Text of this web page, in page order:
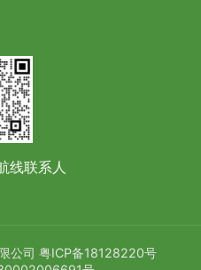
线联系人
公司 粤ICP备18128220号